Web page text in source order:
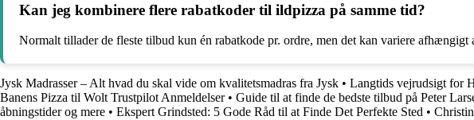
Kan jeg kombinere flere rabatkoder til ildpizza på samme tid?
Normalt tillader de fleste tilbud kun én rabatkode pr. ordre, men det kan variere
Jysk Madrasser – Alt hvad du skal vide om kvalitetsmadras fra Jysk • Langtids vejrudsigt for
Banens Pizza til Wolt Trustpilot Anmeldelser• Guide til at finde de bedste tilbud på Peter
åbningstider og mere • Ekspert Grindsted: 5 Gode Råd til at Finde Det Perfekte Sted •